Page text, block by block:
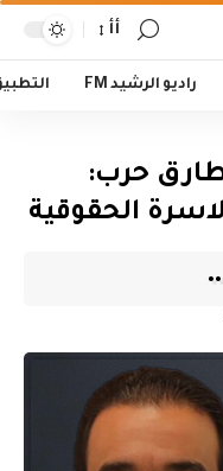
أأ
راديو الرشيد FM
حرب:
الحقوقية